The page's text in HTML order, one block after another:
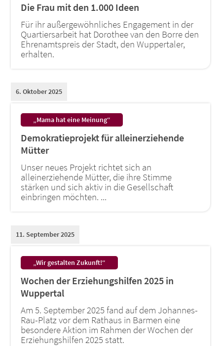
Die Frau mit den 1.000 Ideen
Für ihr außergewöhnliches Engagement in der
Quartiersarbeit hat Dorothee van den Borre den
Ehrenamtspreis der Stadt, den Wuppertaler,
erhalten.
„Mama hat eine Meinung“:
Demokratieprojekt für alleinerziehende
Mütter
6. Oktober 2025
Unser neues Projekt richtet sich an
alleinerziehende Mütter, die ihre Stimme
stärken und sich aktiv in die Gesellschaft
einbringen möchten. ...
„Wir gestalten Zukunft!“:
Wochen der Erziehungshilfen 2025 in
Wuppertal
11. September 2025
Am 5. September 2025 fand auf dem Johannes-
Rau-Platz vor dem Rathaus in Barmen eine
besondere Aktion im Rahmen der Wochen der
Erziehungshilfen 2025 statt.